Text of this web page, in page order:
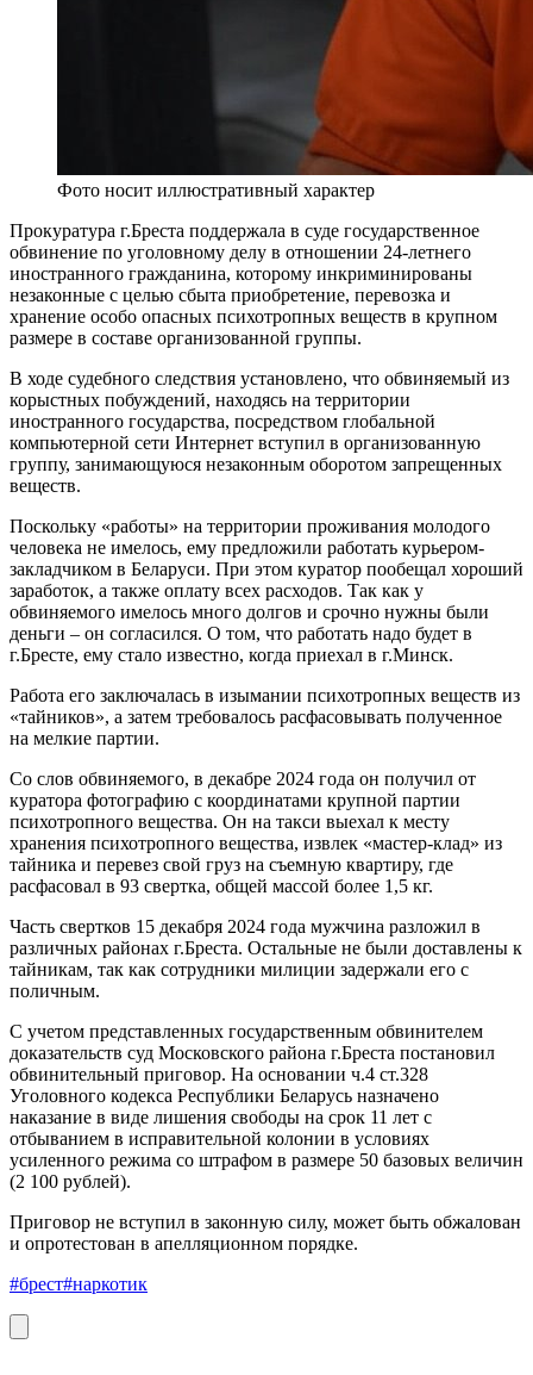
Фото носит иллюстративный характер
Прокуратура г.Бреста поддержала в суде государственное
обвинение по уголовному делу в отношении 24-летнего
иностранного гражданина, которому инкриминированы
незаконные с целью сбыта приобретение, перевозка и
хранение особо опасных психотропных веществ в крупном
размере в составе организованной группы.
В ходе судебного следствия установлено, что обвиняемый из
корыстных побуждений, находясь на территории
иностранного государства, посредством глобальной
компьютерной сети Интернет вступил в организованную
группу, занимающуюся незаконным оборотом запрещенных
веществ.
Поскольку «работы» на территории проживания молодого
человека не имелось, ему предложили работать курьером-
закладчиком в Беларуси. При этом куратор пообещал хороший
заработок, а также оплату всех расходов. Так как у
обвиняемого имелось много долгов и срочно нужны были
деньги – он согласился. О том, что работать надо будет в
г.Бресте, ему стало известно, когда приехал в г.Минск.
Работа его заключалась в изымании психотропных веществ из
«тайников», а затем требовалось расфасовывать полученное
на мелкие партии.
Со слов обвиняемого, в декабре 2024 года он получил от
куратора фотографию с координатами крупной партии
психотропного вещества. Он на такси выехал к месту
хранения психотропного вещества, извлек «мастер-клад» из
тайника и перевез свой груз на съемную квартиру, где
расфасовал в 93 свертка, общей массой более 1,5 кг.
Часть свертков 15 декабря 2024 года мужчина разложил в
различных районах г.Бреста. Остальные не были доставлены к
тайникам, так как сотрудники милиции задержали его с
поличным.
С учетом представленных государственным обвинителем
доказательств суд Московского района г.Бреста постановил
обвинительный приговор. На основании ч.4 ст.328
Уголовного кодекса Республики Беларусь назначено
наказание в виде лишения свободы на срок 11 лет с
отбыванием в исправительной колонии в условиях
усиленного режима со штрафом в размере 50 базовых величин
(2 100 рублей).
Приговор не вступил в законную силу, может быть обжалован
и опротестован в апелляционном порядке.
#брест#наркотик